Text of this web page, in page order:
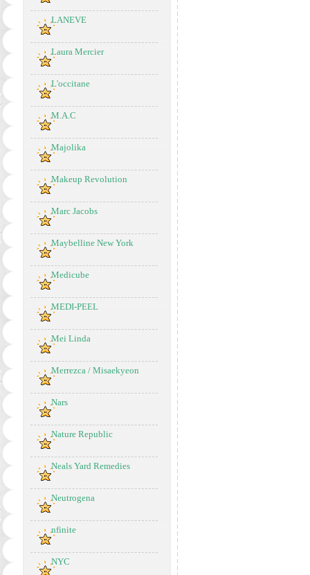
LANEVE
Laura Mercier
L'occitane
M.A.C
Majolika
Makeup Revolution
Marc Jacobs
Maybelline New York
Medicube
MEDI-PEEL
Mei Linda
Merrezca / Misaekyeon
Nars
Nature Republic
Neals Yard Remedies
Neutrogena
nfinite
NYC